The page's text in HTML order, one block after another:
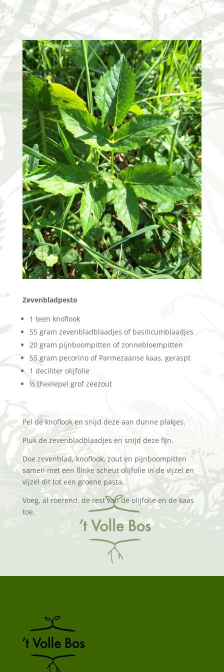
Zevenbladpesto
1 teen knoflook
55 gram zevenbladblaadjes of basilicumblaadjes
20 gram pijnboompitten of zonnebloempitten
55 gram pecorino of Parmezaanse kaas, geraspt
1 deciliter olijfolie
½ theelepel grof zeezout
Pel de knoflook en snijd deze aan dunne plakjes.
Pluk de zevenbladblaadjes en snijd deze fijn.
Doe zevenblad, knoflook, zout en pijnboompitten
samen met een flinke scheut olijfolie in de vijzel en
vijzel dit tot een groene pasta.
Voeg, al roerend, de rest van de olijfolie en de kaas
toe.